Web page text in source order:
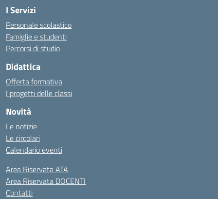
I Servizi
Personale scolastico
Famiglie e studenti
Percorsi di studio
Didattica
Offerta formativa
I progetti delle classi
Novità
Le notizie
Le circolari
Calendario eventi
Area Riservata ATA
Area Riservata DOCENTI
Contatti